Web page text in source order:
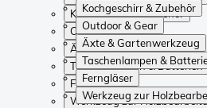
Kochgeschirr & Zubehör
Outdoor & Gear
Äxte & Gartenwerkzeug
Taschenlampen &
Ferngläser
Werkzeug zur
Kochgeschirr & Zubehör
Outdoor & Gear
Äxte & Gartenwerkzeug
Taschenlampen & Batterien
Ferngläser
Werkzeug zur